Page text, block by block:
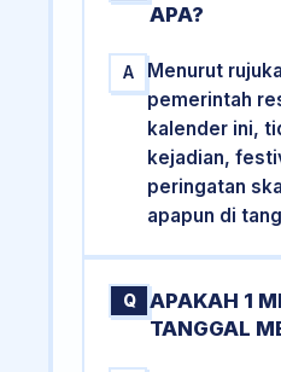
APA?
A
Menurut
pemerintah
kalender ini,
kejadian,
peringatan
apapun di
Q
APAKAH 1
TANGGAL